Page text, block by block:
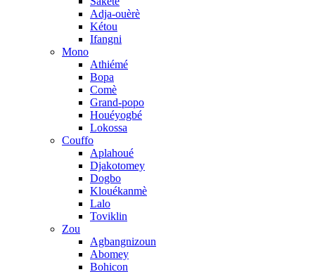
Adja-ouèrè
Kétou
Ifangni
Mono
Athiémé
Bopa
Comè
Grand-popo
Houéyogbé
Lokossa
Couffo
Aplahoué
Djakotomey
Dogbo
Klouékanmè
Lalo
Toviklin
Zou
Agbangnizoun
Abomey
Bohicon